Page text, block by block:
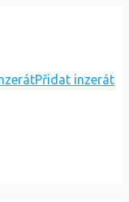
Přidat inzerát